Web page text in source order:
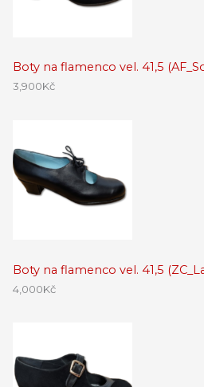
Boty na flamenco vel. 41,5
3,900Kč
Boty na flamenco vel. 41,5
4,000Kč